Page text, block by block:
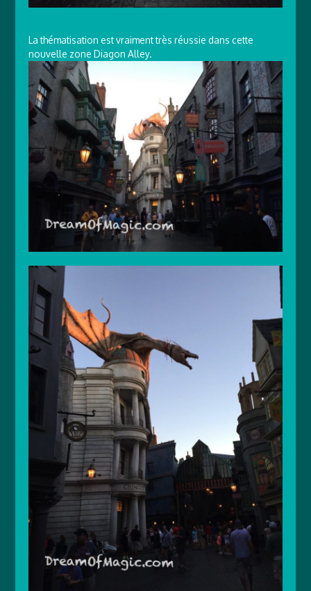
La thématisation est vraiment très réussie dans cette
nouvelle zone Diagon Alley.